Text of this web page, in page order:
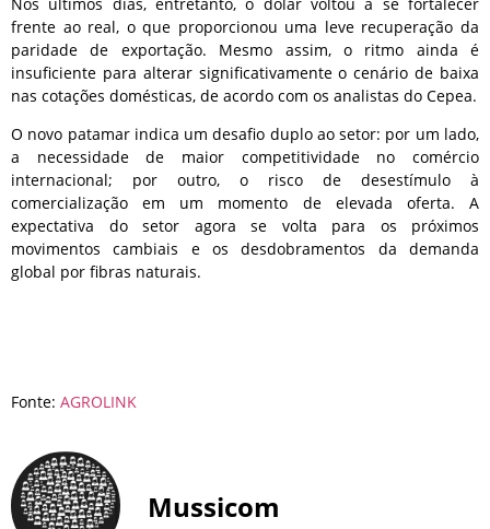
frente ao real, o que proporcionou uma leve recuperação da
paridade de exportação. Mesmo assim, o ritmo ainda é
insuficiente para alterar significativamente o cenário de baixa
nas cotações domésticas, de acordo com os analistas do Cepea.
O novo patamar indica um desafio duplo ao setor: por um lado,
a necessidade de maior competitividade no comércio
internacional; por outro, o risco de desestímulo à
comercialização em um momento de elevada oferta. A
expectativa do setor agora se volta para os próximos
movimentos cambiais e os desdobramentos da demanda
global por fibras naturais.
Fonte: AGROLINK
Mussicom